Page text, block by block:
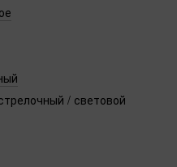
/ световой